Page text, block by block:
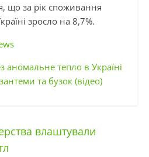
що за рік споживання
зросло на 8,7%.
аномальне тепло в Україні
та бузок (відео)
влаштували